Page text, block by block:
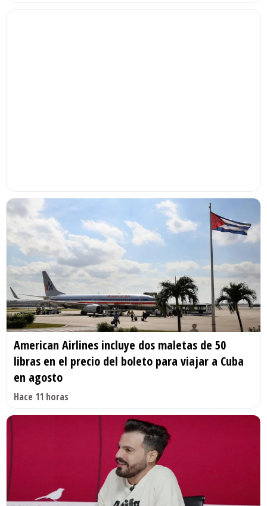
American Airlines incluye dos maletas de 50
libras en el precio del boleto para viajar a Cuba
en agosto
Hace 11 horas